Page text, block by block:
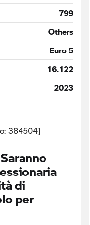
799
Others
Euro 5
16.122
2023
384504]
di
per